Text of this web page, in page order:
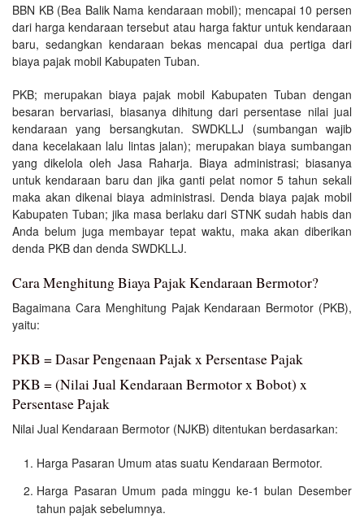
BBN KB (Bea Balik Nama kendaraan mobil); mencapai 10 persen
dari harga kendaraan tersebut atau harga faktur untuk kendaraan
baru, sedangkan kendaraan bekas mencapai dua pertiga dari
biaya pajak mobil Kabupaten Tuban.
PKB; merupakan biaya pajak mobil Kabupaten Tuban dengan
besaran bervariasi, biasanya dihitung dari persentase nilai jual
kendaraan yang bersangkutan. SWDKLLJ (sumbangan wajib
dana kecelakaan lalu lintas jalan); merupakan biaya sumbangan
yang dikelola oleh Jasa Raharja. Biaya administrasi; biasanya
untuk kendaraan baru dan jika ganti pelat nomor 5 tahun sekali
maka akan dikenai biaya administrasi. Denda biaya pajak mobil
Kabupaten Tuban; jika masa berlaku dari STNK sudah habis dan
Anda belum juga membayar tepat waktu, maka akan diberikan
denda PKB dan denda SWDKLLJ.
Cara Menghitung Biaya Pajak Kendaraan Bermotor?
Bagaimana Cara Menghitung Pajak Kendaraan Bermotor (PKB),
yaitu:
PKB = Dasar Pengenaan Pajak x Persentase Pajak
PKB = (Nilai Jual Kendaraan Bermotor x Bobot) x
Persentase Pajak
Nilai Jual Kendaraan Bermotor (NJKB) ditentukan berdasarkan:
Harga Pasaran Umum atas suatu Kendaraan Bermotor.
Harga Pasaran Umum pada minggu ke-1 bulan Desember
tahun pajak sebelumnya.